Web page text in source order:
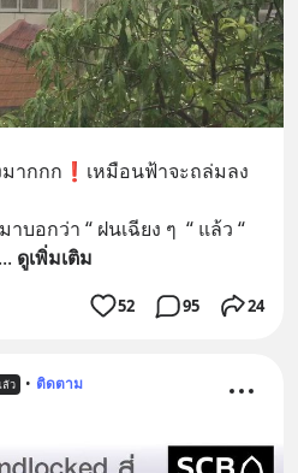
ากกก❗️เหมือนฟ้าจะถล่มลง
บอกว่า “ ฝนเฉียง ๆ  “ แล้ว “
... ดูเพิ่มเติม
52 95 24
ว • ติดตาม